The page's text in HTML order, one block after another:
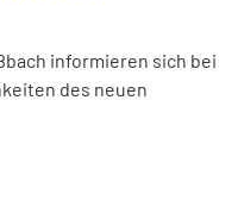
informieren sich bei
des neuen